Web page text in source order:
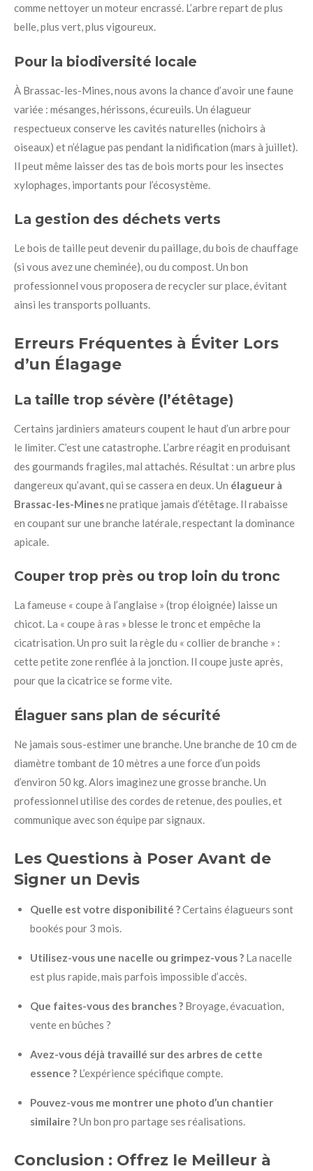
comme nettoyer un moteur encrassé. L’arbre repart de plus
belle, plus vert, plus vigoureux.
Pour la biodiversité locale
À Brassac-les-Mines, nous avons la chance d’avoir une faune
variée : mésanges, hérissons, écureuils. Un élagueur
respectueux conserve les cavités naturelles (nichoirs à
oiseaux) et n’élague pas pendant la nidification (mars à juillet).
Il peut même laisser des tas de bois morts pour les insectes
xylophages, importants pour l’écosystème.
La gestion des déchets verts
Le bois de taille peut devenir du paillage, du bois de chauffage
(si vous avez une cheminée), ou du compost. Un bon
professionnel vous proposera de recycler sur place, évitant
ainsi les transports polluants.
Erreurs Fréquentes à Éviter Lors
d’un Élagage
La taille trop sévère (l’étêtage)
Certains jardiniers amateurs coupent le haut d’un arbre pour
le limiter. C’est une catastrophe. L’arbre réagit en produisant
des gourmands fragiles, mal attachés. Résultat : un arbre plus
dangereux qu’avant, qui se cassera en deux. Un élagueur à
Brassac-les-Minesne pratique jamais d’étêtage. Il rabaisse
en coupant sur une branche latérale, respectant la dominance
apicale.
Couper trop près ou trop loin du tronc
La fameuse « coupe à l’anglaise » (trop éloignée) laisse un
chicot. La « coupe à ras » blesse le tronc et empêche la
cicatrisation. Un pro suit la règle du « collier de branche » :
cette petite zone renflée à la jonction. Il coupe juste après,
pour que la cicatrice se forme vite.
Élaguer sans plan de sécurité
Ne jamais sous-estimer une branche. Une branche de 10 cm de
diamètre tombant de 10 mètres a une force d’un poids
d’environ 50 kg. Alors imaginez une grosse branche. Un
professionnel utilise des cordes de retenue, des poulies, et
communique avec son équipe par signaux.
Les Questions à Poser Avant de
Signer un Devis
Quelle est votre disponibilité ?Certains élagueurs sont
bookés pour 3 mois.
Utilisez-vous une nacelle ou grimpez-vous ?La nacelle
est plus rapide, mais parfois impossible d’accès.
Que faites-vous des branches ?Broyage, évacuation,
vente en bûches ?
Avez-vous déjà travaillé sur des arbres de cette
essence ?L’expérience spécifique compte.
Pouvez-vous me montrer une photo d’un chantier
similaire ?Un bon pro partage ses réalisations.
Conclusion : Offrez le Meilleur à